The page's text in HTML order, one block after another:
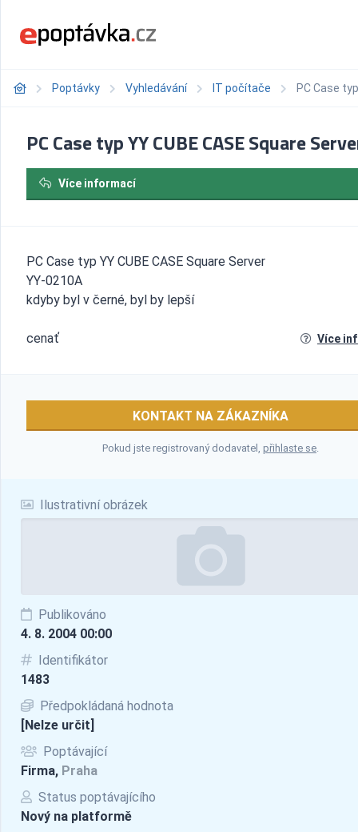
Poptávky Vyhledávání IT počítače PC Case
Ilustrativní obrázek
Publikováno
4. 8. 2004 00:00
Identifikátor
1483
Předpokládaná hodnota
[Nelze určit]
Poptávající
Firma, Praha
Status poptávajícího
Nový na platformě
PC Case typ YY CUBE CASE Square
Více informací
PC Case typ YY CUBE CASE Square Server
YY-0210A
kdyby byl v černé, byl by lepší
cenať Více
KONTAKT NA ZÁKAZNÍKA
Pokud jste registrovaný dodavatel, přihlaste se.